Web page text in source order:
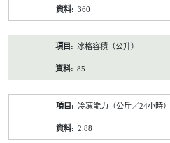
360
冰格容積（公升）
85
冷凍能力（公斤／24小時）
2.88